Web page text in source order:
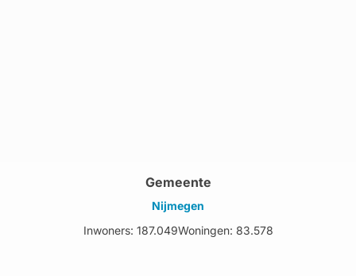
Gemeente
Nijmegen
Inwoners: 187.049Woningen: 83.578